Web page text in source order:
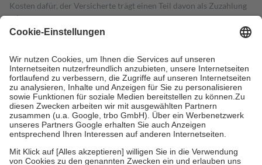
Kosten dafür, der Versicherte trägt einen Teil davon als Zuzahlung
mit.
Grundsätzlich leisten Mitglieder Zuzahlungen in Höhe von zehn
höchstens zehn Euro.
Es sind jedoch nie mehr als die tatsächlichen
Kosten der Leistung zu entrichten.
Diese Regeln gelten grundsätzlich auch für Online-Apotheken.
Bei Heilmitteln und häuslicher Krankenpflege beträgt die
Zuzahlung zehn Prozent der Kosten sowie zehn Euro je
Verordnung.
Um das Engagement der Versicherten für ihre eigene Gesundheit zu
stärken und die besondere Stellung der Familie zu unterstützen,
fallenkeine Zuzahlungenan bei: